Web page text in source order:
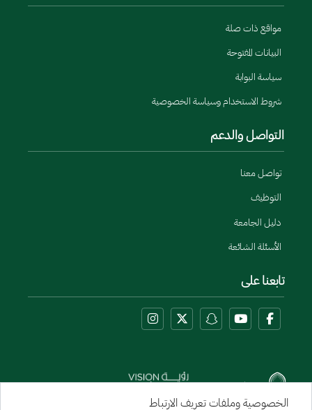
مواقع ذات صلة
البيانات المفتوحة
سياسة البوابة
شروط الاستخدام وسياسة الخصوصية
التواصل والدعم
تواصل معنا
التوظيف
دليل الجامعة
الأسئلة الشائعة
تابعنا على
الخصوصية وملفات تعريف الارتباط